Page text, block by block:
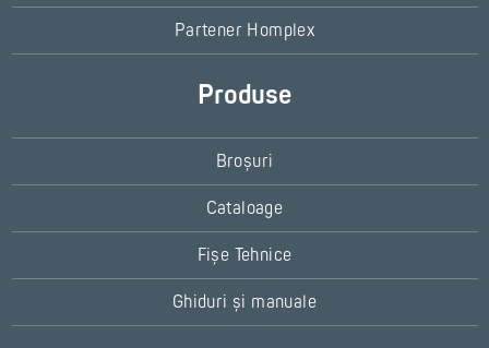
Partener Homplex
Produse
Broșuri
Cataloage
Fișe Tehnice
Ghiduri și manuale